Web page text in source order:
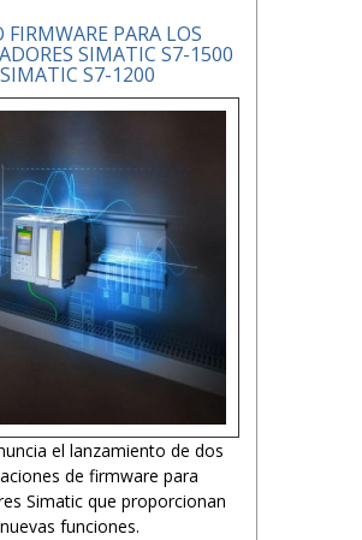
FIRMWARE PARA LOS
SIMATIC S7-1500
S7-1200
el lanzamiento de dos
de firmware para
Simatic que proporcionan
nuevas funciones.